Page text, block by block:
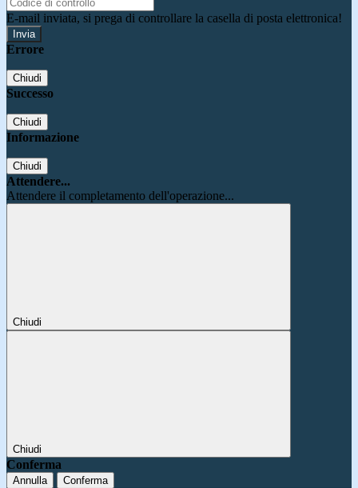
E-mail inviata, si prega di controllare la casella di posta elettronica!
Errore
Chiudi
Successo
Chiudi
Informazione
Chiudi
Attendere...
Attendere il completamento dell'operazione...
Chiudi
Chiudi
Conferma
Annulla Conferma